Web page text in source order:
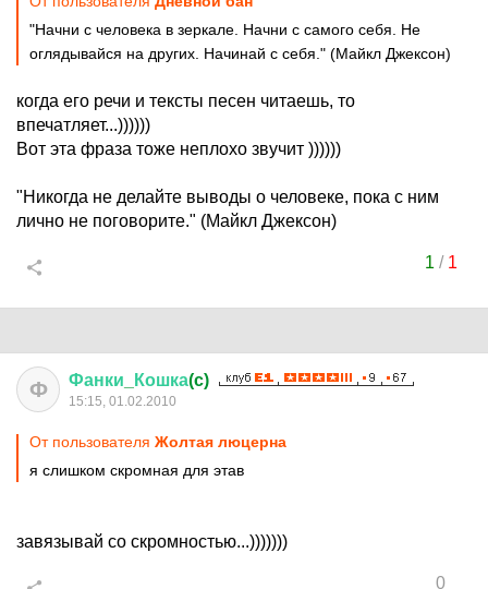
"Начни с человека в зеркале. Начни с самого себя. Не
оглядывайся на других. Начинай с себя." (Майкл Джексон)
когда его речи и тексты песен читаешь, то
впечатляет...))))))
Вот эта фраза тоже неплохо звучит ))))))
"Никогда не делайте выводы о человеке, пока с ним
лично не поговорите." (Майкл Джексон)
1 / 1
Ф Фанки Кошка(c)
15:15, 01.02.2010
От пользователя Жолтая люцерна
я слишком скромная для этав
завязывай со скромностью...)))))))
0